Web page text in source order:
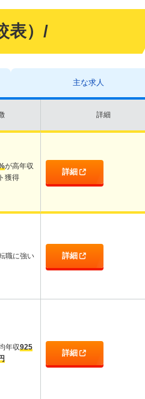
表）/
主な求人
詳細
が高年収
獲得
詳細
職に強い 詳細
年収925
詳細